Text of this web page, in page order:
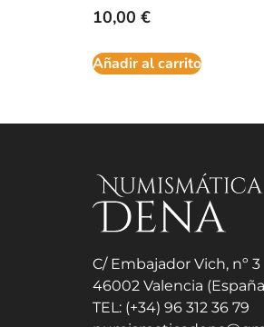
10,00 €
Añadir al carrito
C/ Embajador Vich, nº 3
46002 Valencia
TEL: (+34) 96 312 36 79